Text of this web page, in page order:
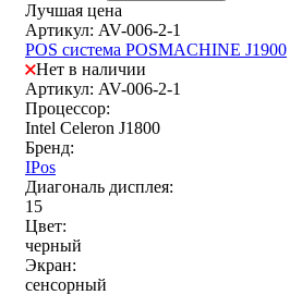
Лучшая цена
Артикул: AV-006-2-1
POS система POSMACHINE J1900
Нет в наличии
Артикул: AV-006-2-1
Процессор:
Intel Celeron J1800
Бренд:
IPos
Диагональ дисплея:
15
Цвет:
черный
Экран:
сенсорный